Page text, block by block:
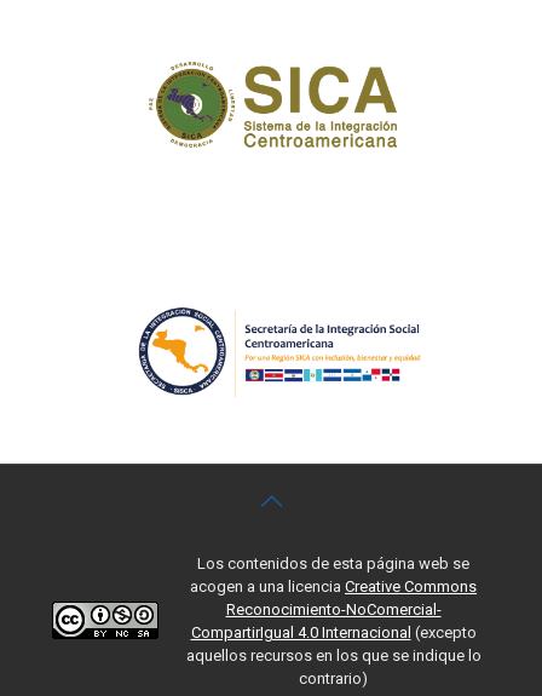
Los contenidos de esta página web se
acogen a una licencia Creative Commons
Reconocimiento-NoComercial-
CompartirIgual 4.0 Internacional (excepto
aquellos recursos en los que se indique lo
contrario)